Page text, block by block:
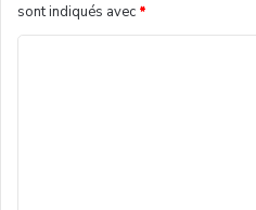
sont indiqués avec *